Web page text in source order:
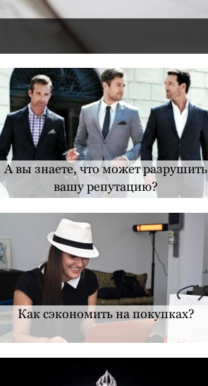
А вы знаете, что может разрушить
вашу репутацию?
Как сэкономить на покупках?